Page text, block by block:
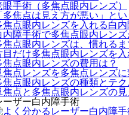
眼手術（多焦点眼内レンズ）
多焦点は見え方が悪い」と
焦点眼内レンズを入れる白
内障手術で多焦点眼内レン
焦点眼内レンズは、慣れる
目だけ多焦点眼内レンズを
焦点眼内レンズの費用は？
焦点レンズを多焦点レンズ
焦点眼内レンズの種類とテ
焦点と多焦点眼内レンズの
ーザー白内障手術